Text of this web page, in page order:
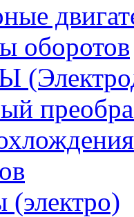
оборотов